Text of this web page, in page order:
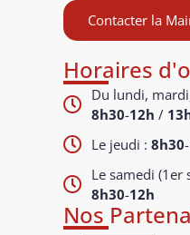
Contacter la
Horaires
Du lundi,
8h30-12h /
Le jeudi :8h30-
Le samedi (1er
8h30-12h
Nos